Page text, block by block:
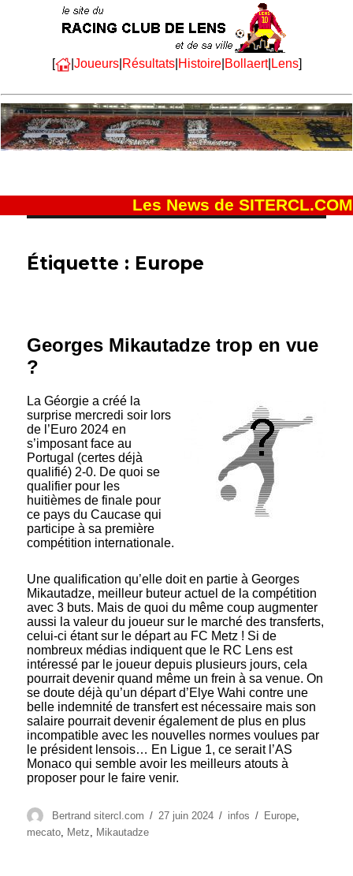
[ | Joueurs| Résultats| Histoire| Bollaert| Lens]
Les News de SITERCL.COM
Étiquette : Europe
Georges Mikautadze trop en vue
?
La Géorgie a créé la
surprise mercredi soir lors
de l’Euro 2024 en
s’imposant face au
Portugal (certes déjà
qualifié) 2-0. De quoi se
qualifier pour les
huitièmes de finale pour
ce pays du Caucase qui
participe à sa première
compétition internationale.
Une qualification qu’elle doit en partie à Georges
Mikautadze, meilleur buteur actuel de la compétition
avec 3 buts. Mais de quoi du même coup augmenter
aussi la valeur du joueur sur le marché des transferts,
celui-ci étant sur le départ au FC Metz ! Si de
nombreux médias indiquent que le RC Lens est
intéressé par le joueur depuis plusieurs jours, cela
pourrait devenir quand même un frein à sa venue. On
se doute déjà qu’un départ d’Elye Wahi contre une
belle indemnité de transfert est nécessaire mais son
salaire pourrait devenir également de plus en plus
incompatible avec les nouvelles normes voulues par
le président lensois… En Ligue 1, ce serait l’AS
Monaco qui semble avoir les meilleurs atouts à
proposer pour le faire venir.
Auteur
Bertrand sitercl.com
Publié
27 juin 2024 Catégories
infos Étiquettes
Europe,
mecato, Metz, Mikautadze